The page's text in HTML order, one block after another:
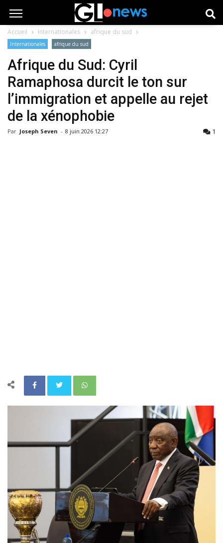
Accueil Internationales afrique du sud
Internationales afrique du sud
Afrique du Sud: Cyril
Ramaphosa durcit le ton sur
l’immigration et appelle au rejet
de la xénophobie
Par Joseph Seven - 8 juin 2026 12:27 1